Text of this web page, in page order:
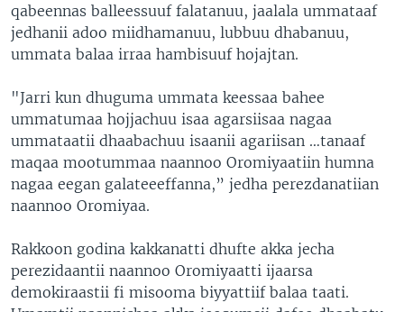
qabeennas balleessuuf falatanuu, jaalala ummataaf
jedhanii adoo miidhamanuu, lubbuu dhabanuu,
ummata balaa irraa hambisuuf hojajtan.
"Jarri kun dhuguma ummata keessaa bahee
ummatumaa hojjachuu isaa agarsiisaa nagaa
ummataatii dhaabachuu isaanii agariisan …tanaaf
maqaa mootummaa naannoo Oromiyaatiin humna
nagaa eegan galateeeffanna,” jedha perezdanatiian
naannoo Oromiyaa.
Rakkoon godina kakkanatti dhufte akka jecha
perezidaantii naannoo Oromiyaatti ijaarsa
demokiraastii fi misooma biyyattiif balaa taati.